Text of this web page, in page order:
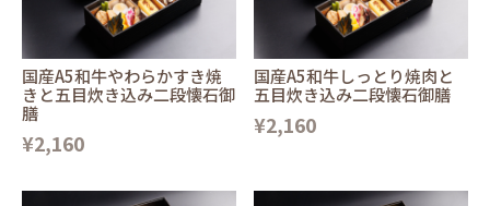
国産A5和牛やわらかすき焼
きと五目炊き込み二段懐石御
膳
¥2,160
国産A5和牛しっとり焼肉と
五目炊き込み二段懐石御膳
¥2,160